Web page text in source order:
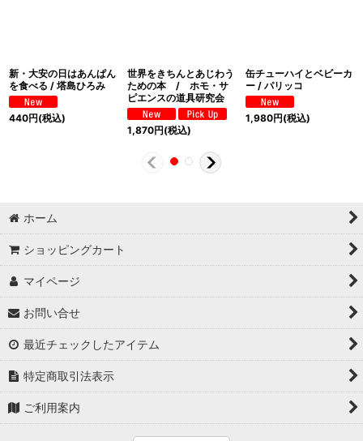
新・大安の日はあんぱん
を食べる / 塔島ひろみ
440円(税込)
世界をきちんとあじわう
ための本 / ホモ・サ
ピエンスの道具研究会
1,870円(税込)
缶チューハイとベビーカ
ー / パリッコ
1,980円(税込)
ホーム
ショッピングカート
マイページ
お問い合せ
最近チェックしたアイテム
特定商取引法表示
ご利用案内